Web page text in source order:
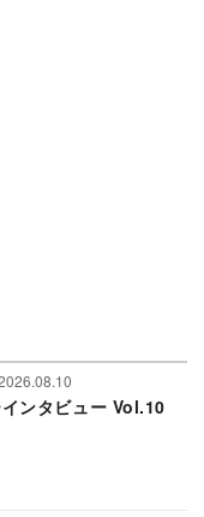
ンタビュー Vol.10